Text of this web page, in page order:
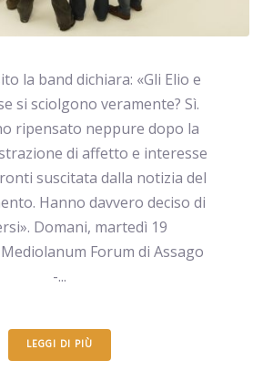
la band dichiara: «Gli Elio e
si sciolgono veramente? Sì.
ripensato neppure dopo la
di affetto e interesse
suscitata dalla notizia del
Hanno davvero deciso di
Domani, martedì 19
Forum di Assago
-...
LEGGI DI PIÙ